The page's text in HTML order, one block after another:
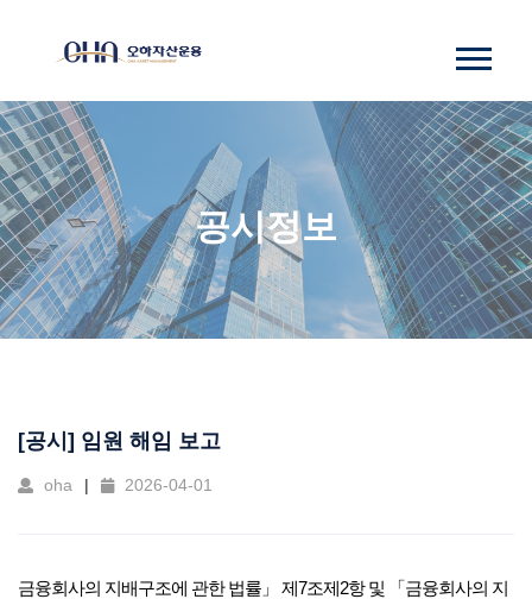
공시정보
[공시] 임원 해임 보고
oha 2026-04-01
금융회사의 지배구조에 관한 법률」 제7조제2항 및 「금융회사의 지